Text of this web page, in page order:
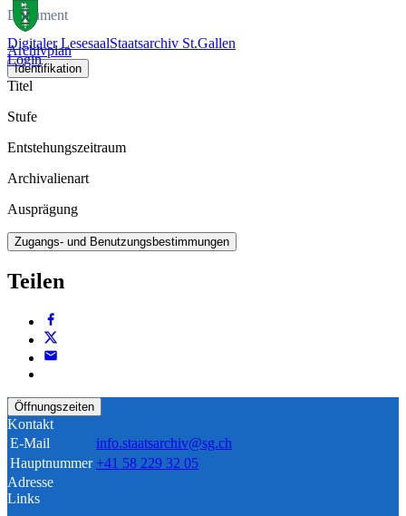
Digitaler LesesaalStaatsarchiv St.Gallen
Login
Dokument
Archivplan
Identifikation
Titel
Stufe
Entstehungszeitraum
Archivalienart
Ausprägung
Zugangs- und Benutzungsbestimmungen
Teilen
Öffnungszeiten
Kontakt
E-Mail
info.staatsarchiv@sg.ch
Hauptnummer +41 58 229 32 05
Adresse
Links